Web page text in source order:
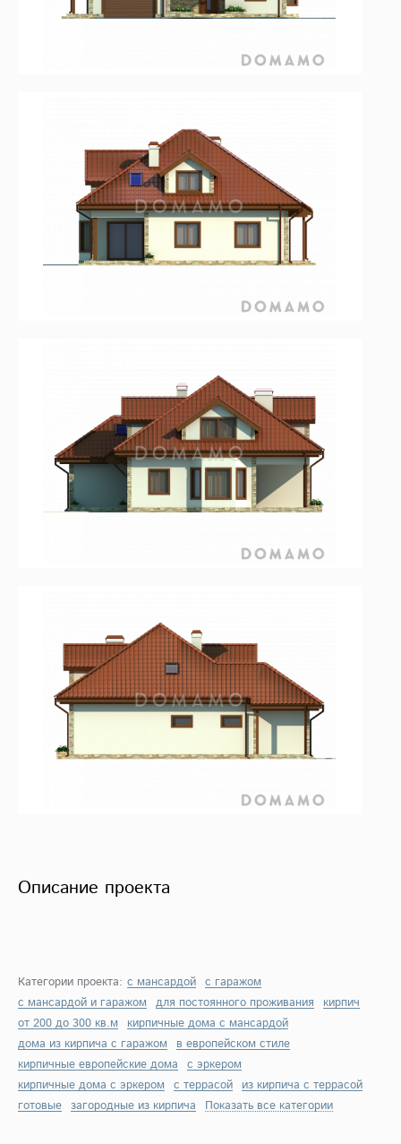
Описание проекта
Категории проекта: с мансардой с гаражом
с мансардой и гаражом для постоянного проживания
кирпич
от 200 до 300 кв.м
кирпичные дома с мансардой
дома из кирпича с гаражом
в европейском стиле
кирпичные европейские дома с эркером
кирпичные дома с эркером с террасой из кирпича с террасой
готовые загородные из кирпича Показать все категории